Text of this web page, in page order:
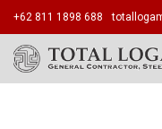
+62 811 1898 688